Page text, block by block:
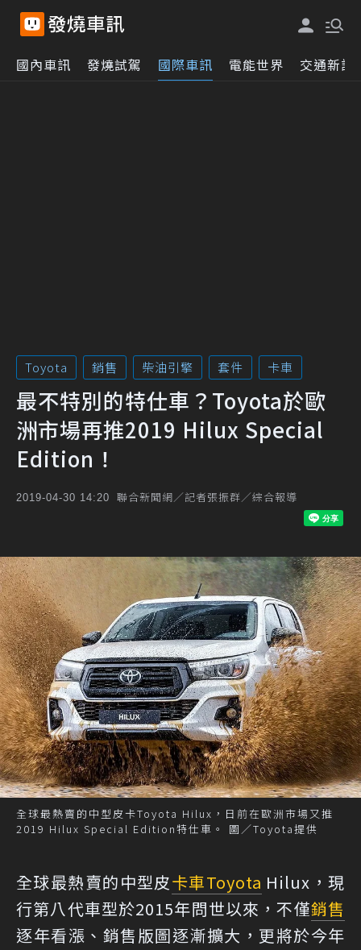
國內車訊 發燒試駕 國際車訊 電能世界 交通新訊
Toyota 銷售 柴油引擎 套件 卡車
最不特別的特仕車？Toyota於歐
洲市場再推2019 Hilux Special
Edition！
2019-04-30 14:20 聯合新聞網／記者張振群／綜合報導
全球最熱賣的中型皮卡Toyota Hilux，日前在歐洲市場又推
2019 Hilux Special Edition特仕車。 圖／Toyota提供
全球最熱賣的中型皮卡車Toyota Hilux，現
行第八代車型於2015年問世以來，不僅銷售
逐年看漲、銷售版圖逐漸擴大，更將於今年